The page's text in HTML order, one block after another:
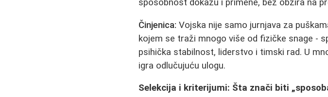
sposobnost dokažu i primene, bez obzira na
Činjenica: Vojska nije samo jurnjava za
kojem se traži mnogo više od fizičke snage -
psihička stabilnost, liderstvo i timski rad. U
igra odlučujuću ulogu.
Selekcija i kriterijumi: Šta znači biti